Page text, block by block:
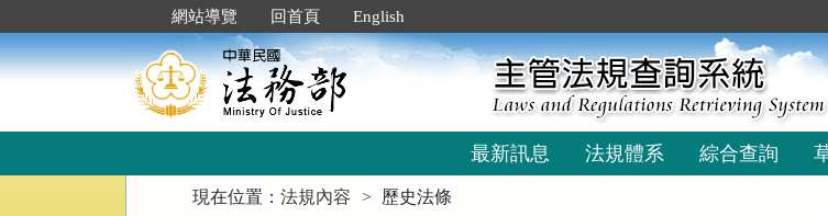
到
主
要
網站導覽 回首頁 English
最新訊息 法規體系 綜合查詢
現在位置：法規內容 歷史法條